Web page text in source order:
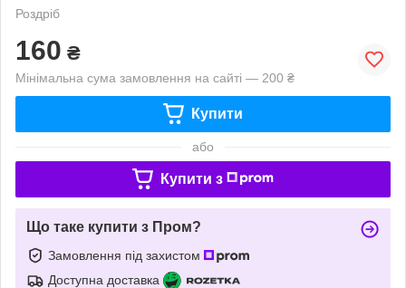
Роздріб
160 ₴
Мінімальна сума замовлення на сайті — 200 ₴
Купити
або
Купити з
Що таке купити з Пром?
Замовлення під захистом
Доступна доставка